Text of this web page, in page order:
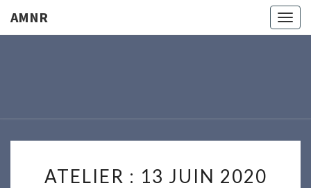
AMNR
:
ATELIER : 13 JUIN 2020